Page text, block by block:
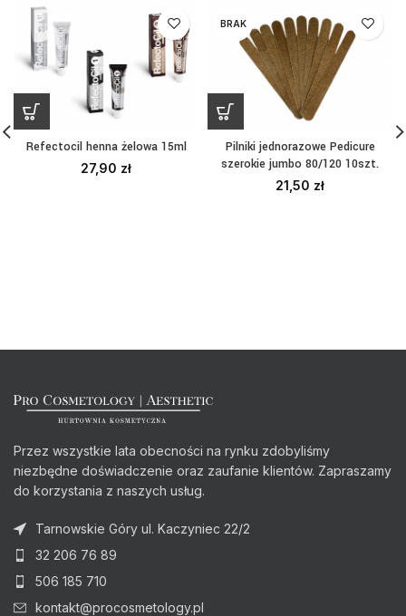
Refectocil henna żelowa 15ml
27,90 zł
BRAK
Pilniki jednorazowe Pedicure
szerokie jumbo 80/120 10szt.
21,50 zł
Przez wszystkie lata obecności na rynku zdobyliśmy
niezbędne doświadczenie oraz zaufanie klientów. Zapraszamy
do korzystania z naszych usług.
Tarnowskie Góry ul. Kaczyniec 22/2
32 206 76 89
506 185 710
kontakt@procosmetology.pl